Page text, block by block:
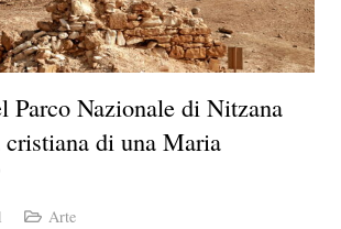
Parco Nazionale di Nitzana
di una Maria
Arte